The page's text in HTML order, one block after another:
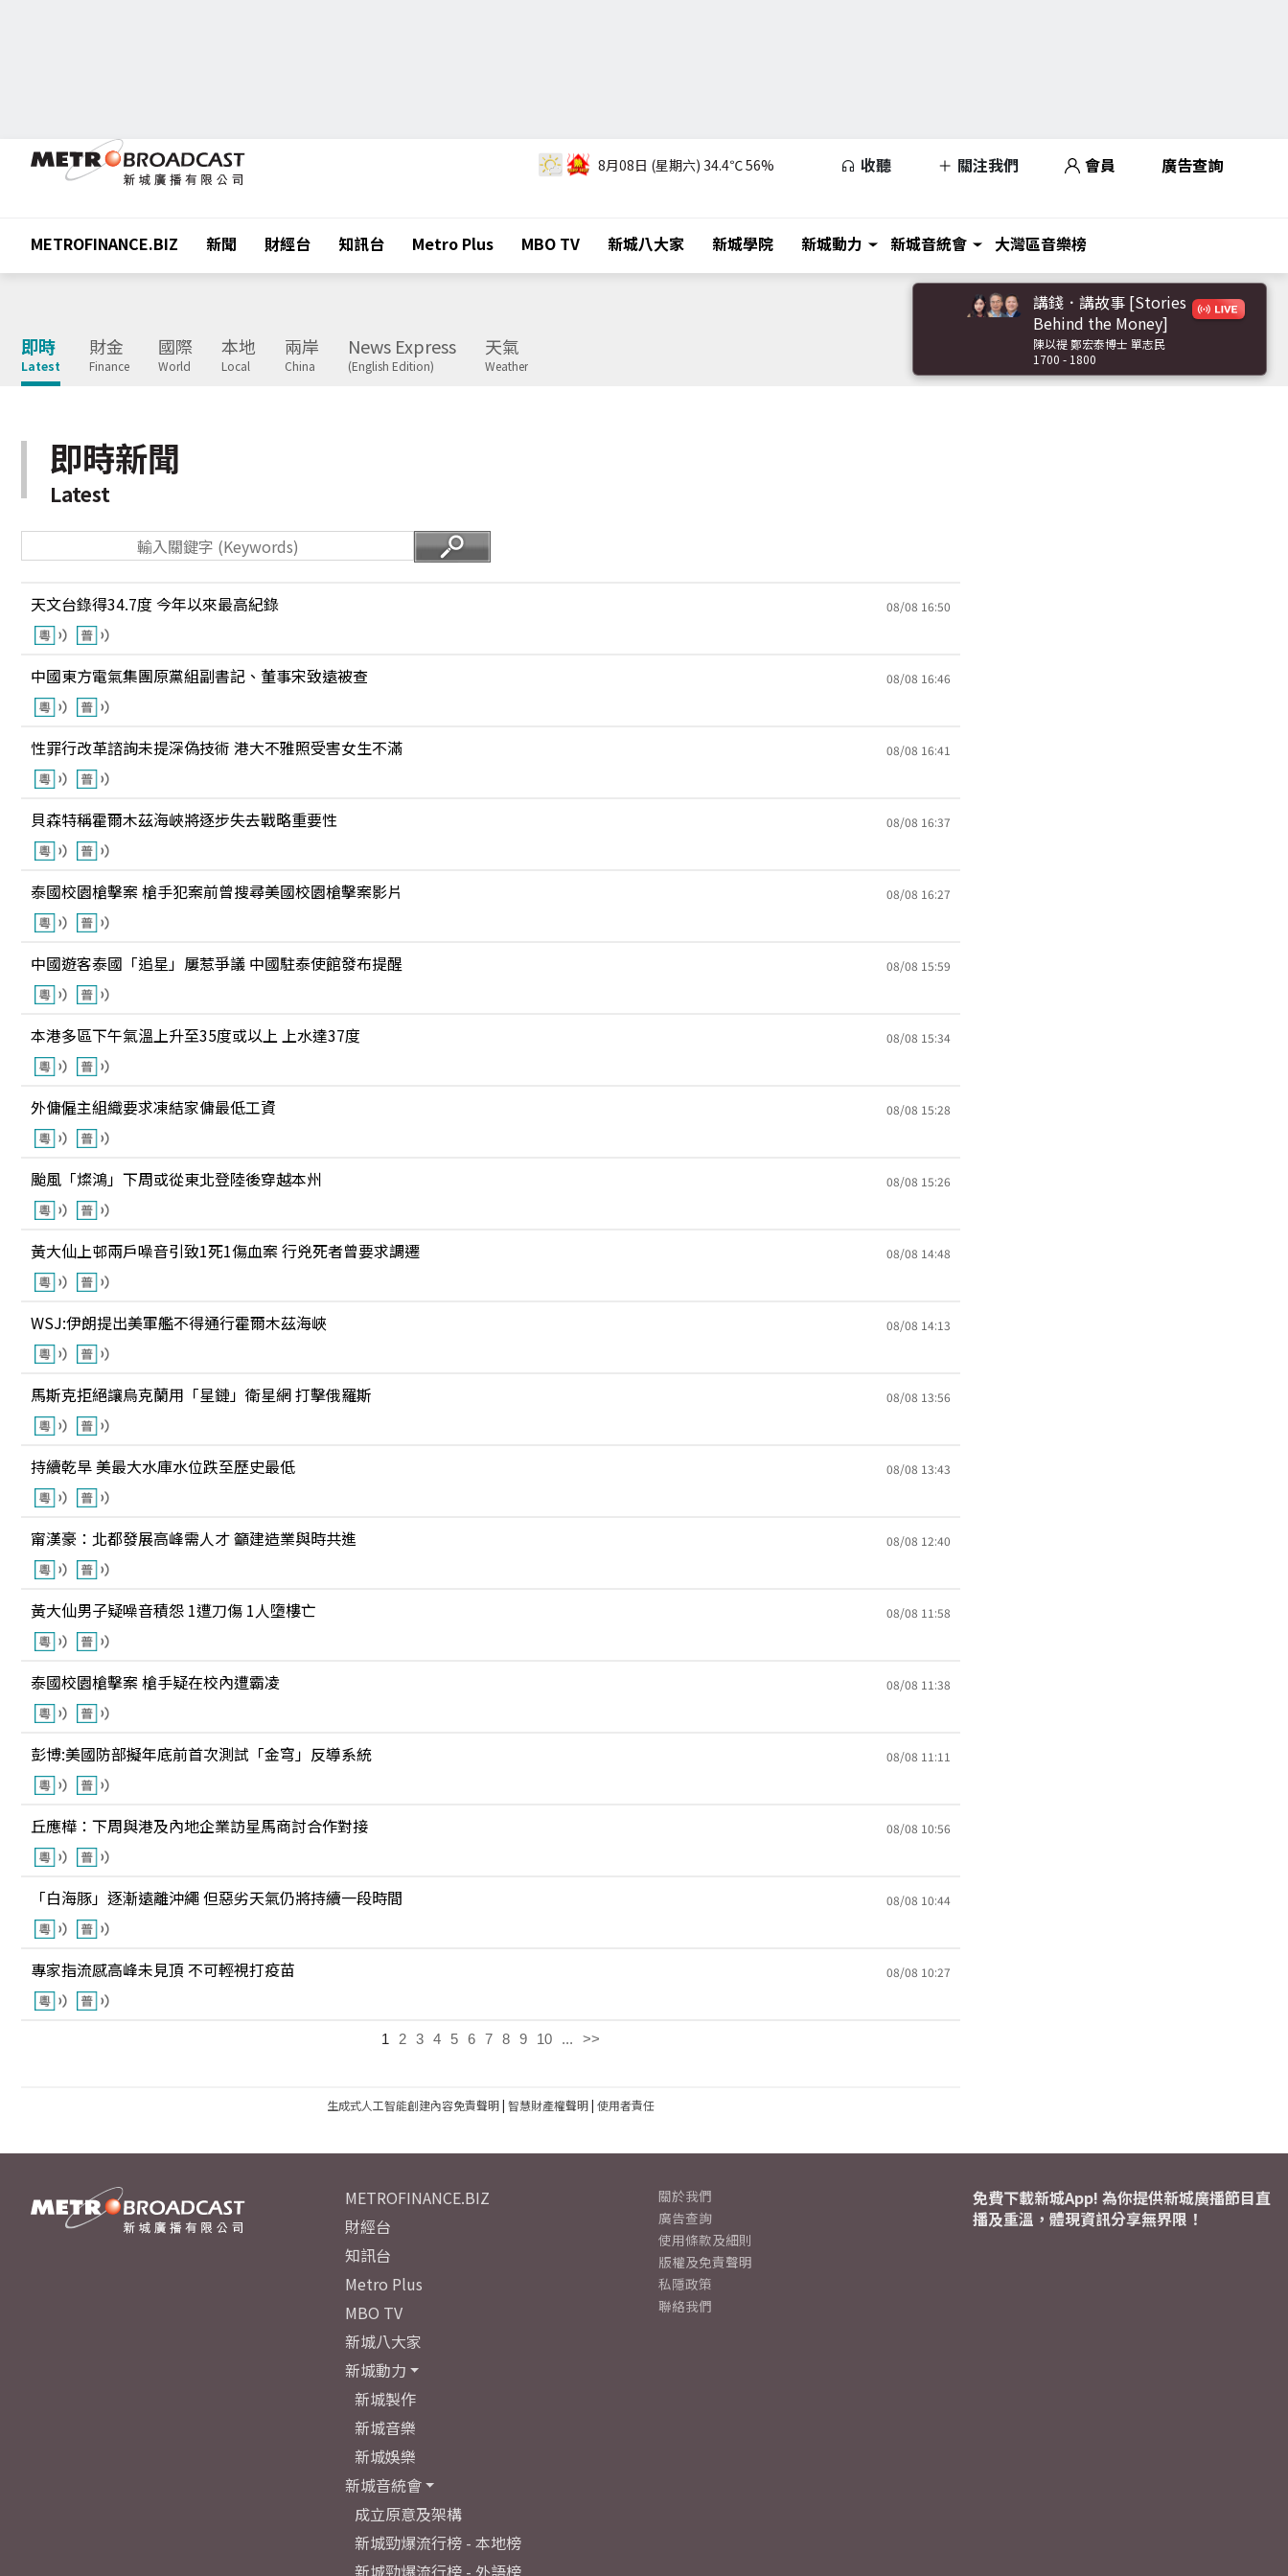
8月08日 (星期六) 34.4℃56% 收聽 關注我們 會員 廣告查詢
METROFINANCE.BIZ 新聞 財經台 知訊台 Metro Plus MBO TV 新城八大家 新城學院 新城動力 新城音統會 大灣區音樂榜
即時
Latest
財金
Finance
國際
World
本地
Local
兩岸
China
News Express
(English Edition)
天氣
Weather
講錢．講故事 [Stories
Behind the Money]
陳以禔 鄭宏泰博士 單志民
1700 - 1800
即時新聞
Latest
天文台錄得34.7度 今年以來最高紀錄 08/08 16:50
中國東方電氣集團原黨組副書記、董事宋致遠被查 08/08 16:46
性罪行改革諮詢未提深偽技術 港大不雅照受害女生不滿 08/08 16:41
貝森特稱霍爾木茲海峽將逐步失去戰略重要性 08/08 16:37
泰國校園槍擊案 槍手犯案前曾搜尋美國校園槍擊案影片 08/08 16:27
中國遊客泰國「追星」屢惹爭議 中國駐泰使館發布提醒 08/08 15:59
本港多區下午氣溫上升至35度或以上 上水達37度 08/08 15:34
外傭僱主組織要求凍結家傭最低工資 08/08 15:28
颱風「燦鴻」下周或從東北登陸後穿越本州 08/08 15:26
黃大仙上邨兩戶噪音引致1死1傷血案 行兇死者曾要求調遷 08/08 14:48
WSJ:伊朗提出美軍艦不得通行霍爾木茲海峽 08/08 14:13
馬斯克拒絕讓烏克蘭用「星鏈」衛星網 打擊俄羅斯 08/08 13:56
持續乾旱 美最大水庫水位跌至歷史最低 08/08 13:43
甯漢豪：北都發展高峰需人才 籲建造業與時共進 08/08 12:40
黃大仙男子疑噪音積怨 1遭刀傷 1人墮樓亡 08/08 11:58
泰國校園槍擊案 槍手疑在校內遭霸凌 08/08 11:38
彭博:美國防部擬年底前首次測試「金穹」反導系統 08/08 11:11
丘應樺：下周與港及內地企業訪星馬商討合作對接 08/08 10:56
「白海豚」逐漸遠離沖繩 但惡劣天氣仍將持續一段時間 08/08 10:44
專家指流感高峰未見頂 不可輕視打疫苗 08/08 10:27
1 2 3 4 5 6 7 8 9 10 ... >>
生成式人工智能創建內容免責聲明| 智慧財產權聲明| 使用者責任
METROFINANCE.BIZ
財經台
知訊台
Metro Plus
MBO TV
新城八大家
新城動力
新城製作
新城音樂
新城娛樂
新城音統會
成立原意及架構
新城勁爆流行榜 - 本地榜
新城勁爆流行榜 - 外語榜
關於我們
廣告查詢
使用條款及細則
版權及免責聲明
私隱政策
聯絡我們
免費下載新城App! 為你提供新城廣播節目直
播及重溫，體現資訊分享無界限！